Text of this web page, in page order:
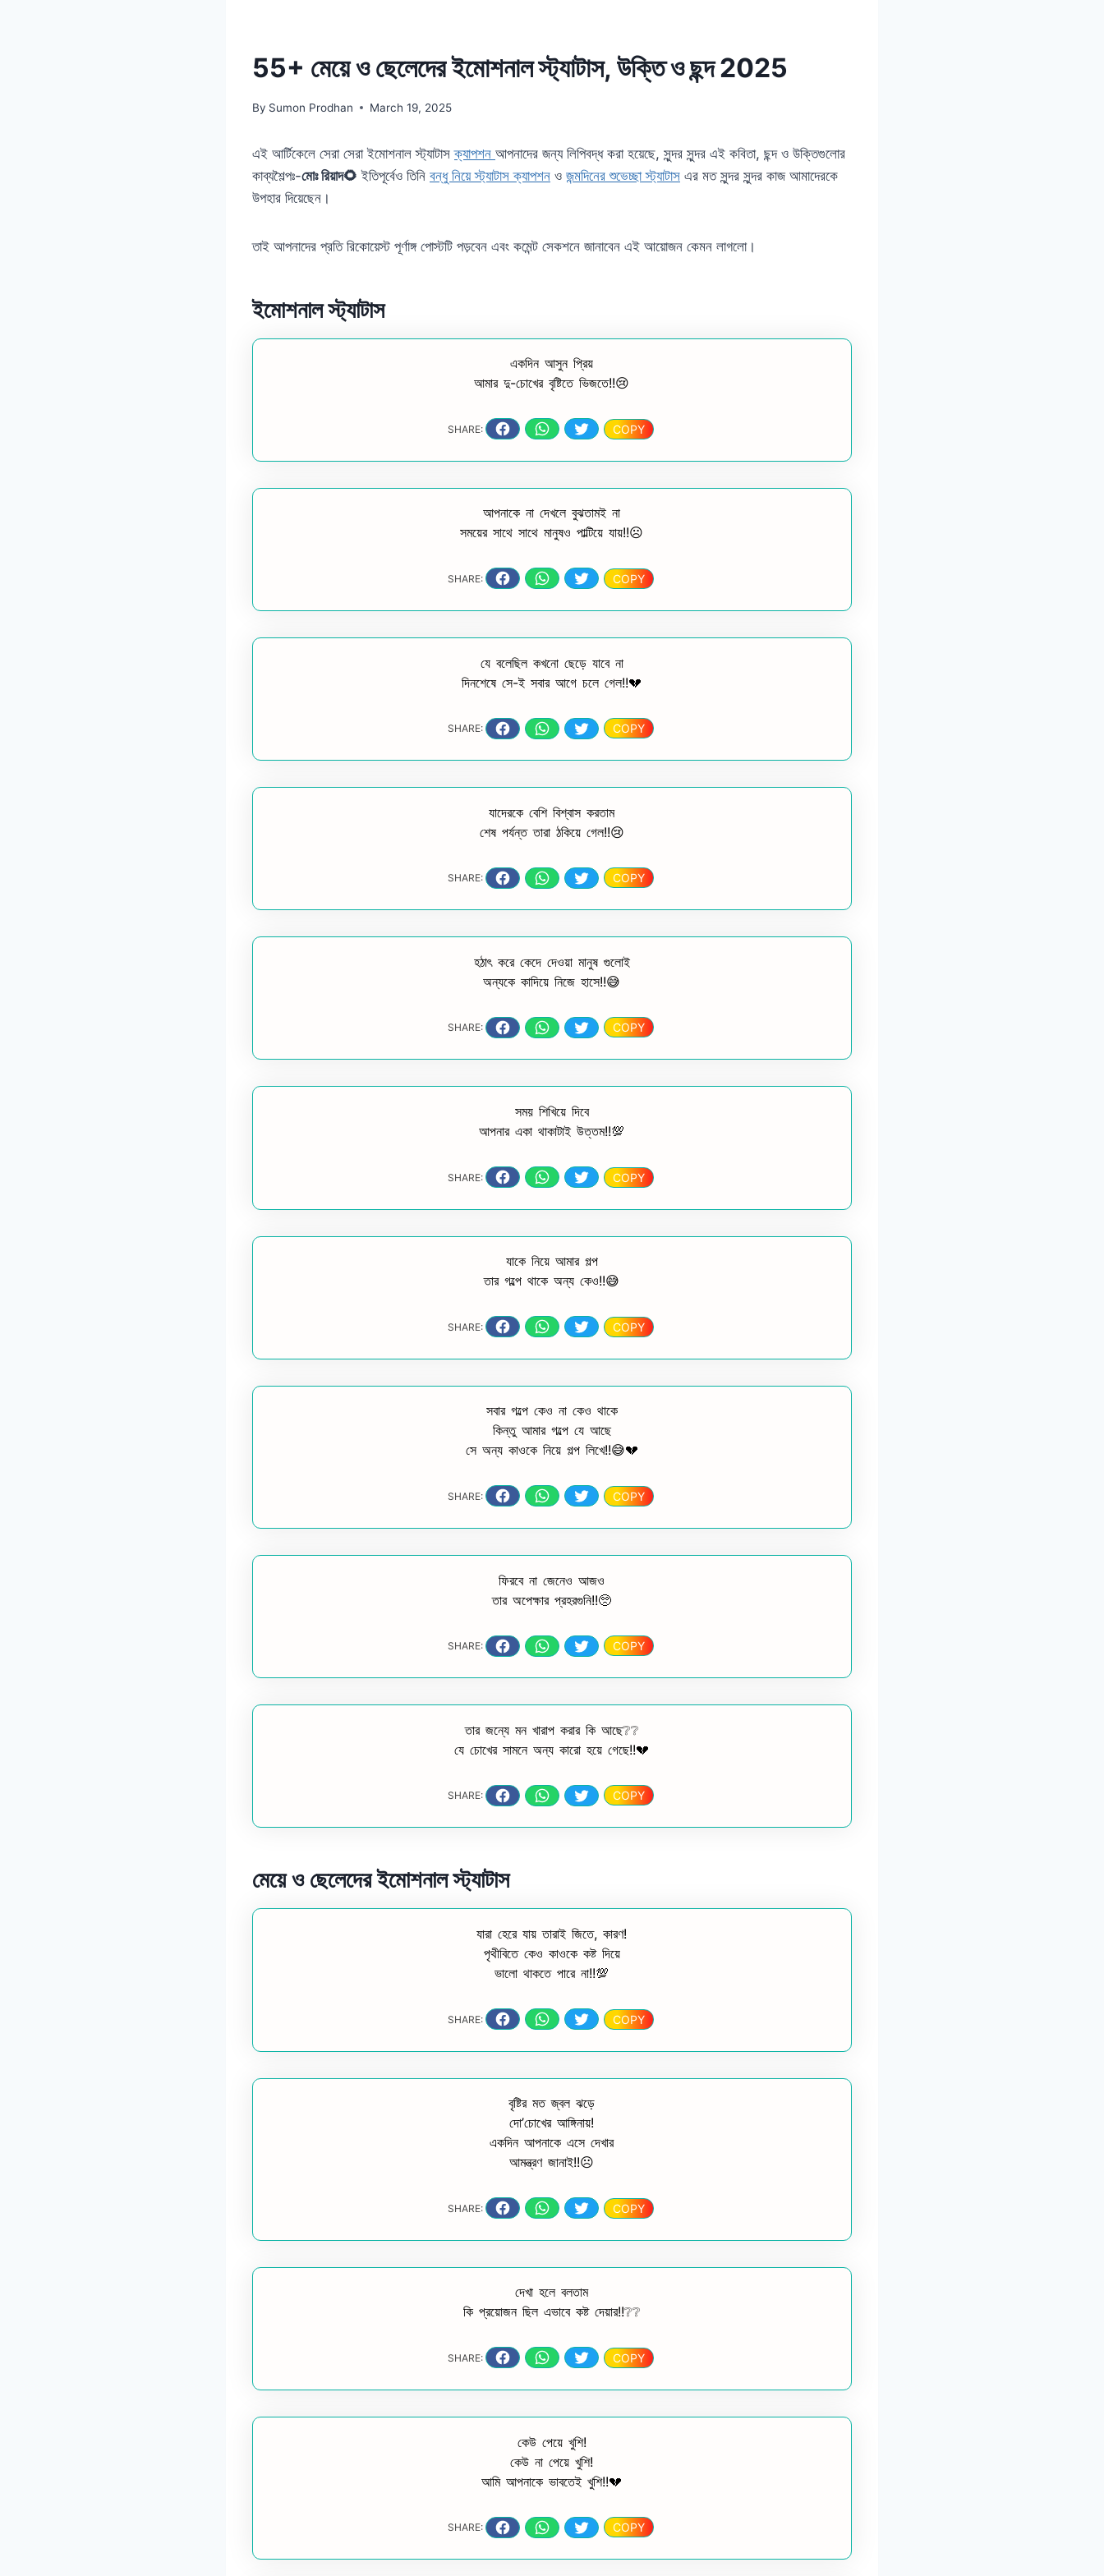
55+ মেয়ে ও ছেলেদের ইমোশনাল স্ট্যাটাস, উক্তি ও ছন্দ 2025
By Sumon Prodhan March 19, 2025
এই আর্টিকেলে সেরা সেরা ইমোশনাল স্ট্যাটাসক্যাপশন আপনাদের জন্য লিপিবদ্ধ করা হয়েছে, সুন্দর সুন্দর এই কবিতা, ছন্দ ও উক্তিগুলোর
কাব্যশৈল্পঃ-মোঃ রিয়াদ🌻 ইতিপূর্বেও তিনি বন্ধু নিয়ে স্ট্যাটাস ক্যাপশন ও জন্মদিনের শুভেচ্ছা স্ট্যাটাস এর মত সুন্দর সুন্দর কাজ আমাদেরকে
উপহার দিয়েছেন।
তাই আপনাদের প্রতি রিকোয়েস্ট পূর্ণাঙ্গ পোস্টটি পড়বেন এবং কমেন্ট সেকশনে জানাবেন এই আয়োজন কেমন লাগলো।
ইমোশনাল স্ট্যাটাস
একদিন আসুন প্রিয়
আমার দু-চোখের বৃষ্টিতে ভিজতে!!😢
SHARE: COPY
আপনাকে না দেখলে বুঝতামই না
সময়ের সাথে সাথে মানুষও পাল্টিয়ে যায়!!☹️
SHARE: COPY
যে বলেছিল কখনো ছেড়ে যাবে না
দিনশেষে সে-ই সবার আগে চলে গেল!!💔
SHARE: COPY
যাদেরকে বেশি বিশ্বাস করতাম
শেষ পর্যন্ত তারা ঠকিয়ে গেল!!😢
SHARE: COPY
হঠাৎ করে কেদে দেওয়া মানুষ গুলোই
অন্যকে কাদিয়ে নিজে হাসে!!😅
SHARE: COPY
সময় শিখিয়ে দিবে
আপনার একা থাকাটাই উত্তম!!💯
SHARE: COPY
যাকে নিয়ে আমার গল্প
তার গল্পে থাকে অন্য কেও!!😅
SHARE: COPY
সবার গল্পে কেও না কেও থাকে
কিন্তু আমার গল্পে যে আছে
সে অন্য কাওকে নিয়ে গল্প লিখে!!😅💔
SHARE: COPY
ফিরবে না জেনেও আজও
তার অপেক্ষার প্রহরগুনি!!🥺
SHARE: COPY
তার জন্যে মন খারাপ করার কি আছে❔❔
যে চোখের সামনে অন্য কারো হয়ে গেছে!!💔
SHARE: COPY
মেয়ে ও ছেলেদের ইমোশনাল স্ট্যাটাস
যারা হেরে যায় তারাই জিতে, কারণ!
পৃথীবিতে কেও কাওকে কষ্ট দিয়ে
ভালো থাকতে পারে না!!💯
SHARE: COPY
বৃষ্টির মত জ্বল ঝড়ে
দো’চোখের আঙ্গিনায়!
একদিন আপনাকে এসে দেখার
আমন্ত্রণ জানাই!!☹️
SHARE: COPY
দেখা হলে বলতাম
কি প্রয়োজন ছিল এভাবে কষ্ট দেয়ার!!❔❔
SHARE: COPY
কেউ পেয়ে খুশি!
কেউ না পেয়ে খুশি!
আমি আপনাকে ভাবতেই খুশি!!💔
SHARE: COPY